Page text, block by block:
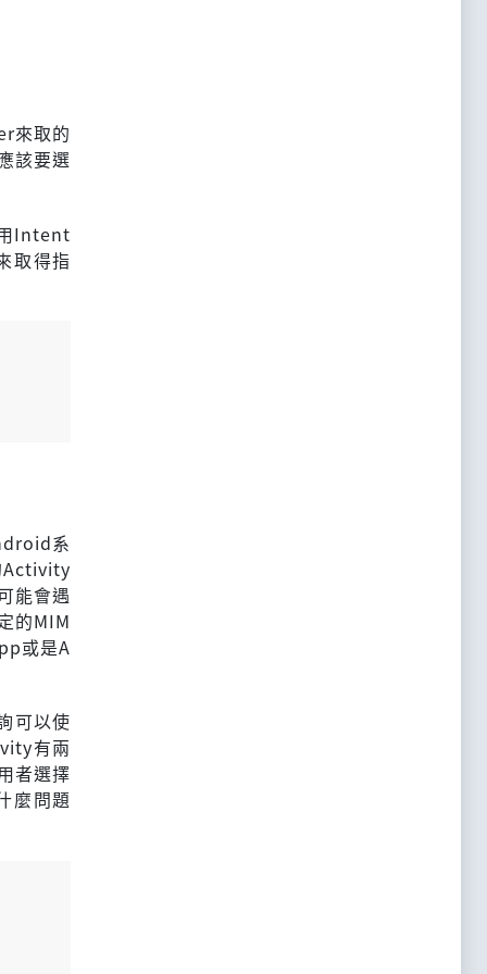
來取的
該要選
Intent
取得指
系
Activity
能會遇
的MIM
或是A
可以使
有兩
者選擇
麼問題